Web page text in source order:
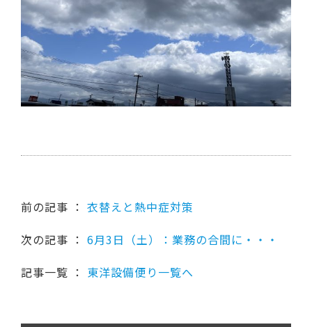
前の記事 ： 衣替えと熱中症対策
次の記事 ： 6月3日（土）：業務の合間に・・・
記事一覧 ： 東洋設備便り一覧へ